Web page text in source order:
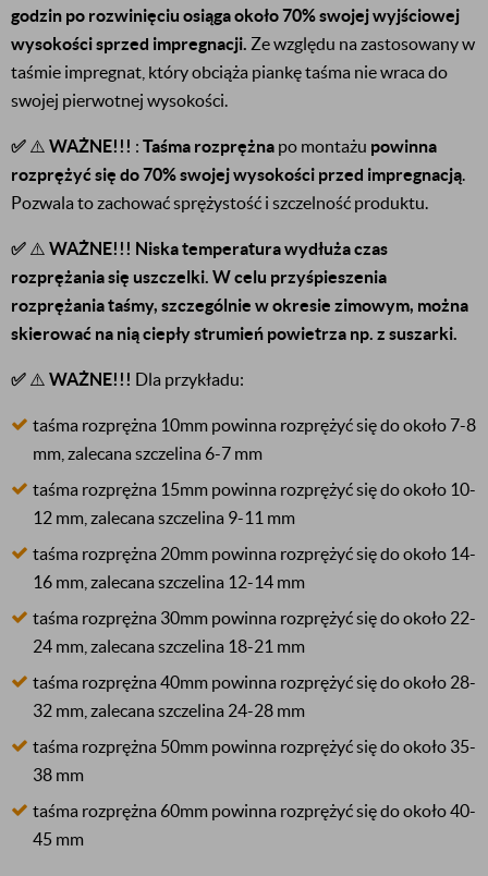
godzin po rozwinięciu osiąga około 70% swojej wyjściowej
wysokości sprzed impregnacji. Ze względu na zastosowany w
taśmie impregnat, który obciąża piankę taśma nie wraca do
swojej pierwotnej wysokości.
✅ ⚠️ WAŻNE!!! : Taśma rozprężna po montażu powinna
rozprężyć się do 70% swojej wysokości przed impregnacją.
Pozwala to zachować sprężystość i szczelność produktu.
✅ ⚠️ WAŻNE!!! Niska temperatura wydłuża czas
rozprężania się uszczelki. W celu przyśpieszenia
rozprężania taśmy, szczególnie w okresie zimowym, można
skierować na nią ciepły strumień powietrza np. z suszarki.
✅ ⚠️ WAŻNE!!! Dla przykładu:
taśma rozprężna 10mm powinna rozprężyć się do około 7-8
mm, zalecana szczelina 6-7 mm
taśma rozprężna 15mm powinna rozprężyć się do około 10-
12 mm, zalecana szczelina 9-11 mm
taśma rozprężna 20mm powinna rozprężyć się do około 14-
16 mm, zalecana szczelina 12-14 mm
taśma rozprężna 30mm powinna rozprężyć się do około 22-
24 mm, zalecana szczelina 18-21 mm
taśma rozprężna 40mm powinna rozprężyć się do około 28-
32 mm, zalecana szczelina 24-28 mm
taśma rozprężna 50mm powinna rozprężyć się do około 35-
38 mm
taśma rozprężna 60mm powinna rozprężyć się do około 40-
45 mm